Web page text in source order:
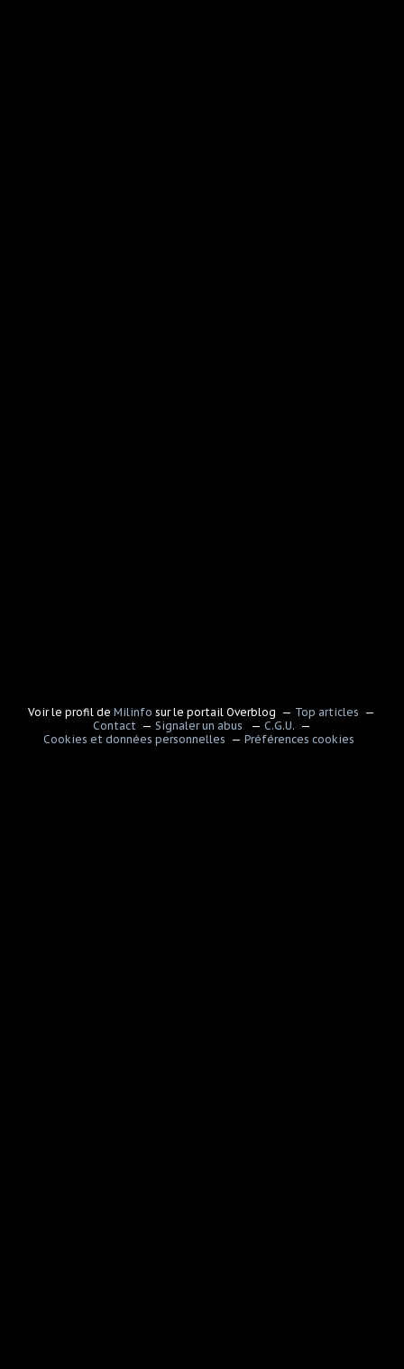
Voir le profil deMilinfo sur le portail Overblog
Top articles
Contact
Signaler un abus
C.G.U.
Cookies et données personnelles
Préférences cookies